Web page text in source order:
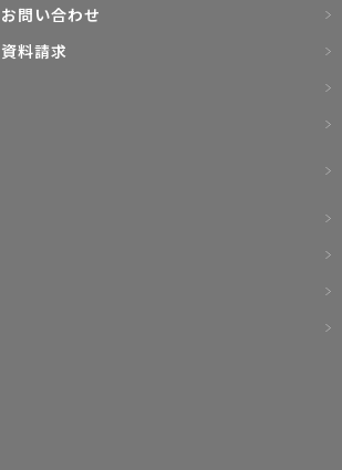
お問い合わせ
資料請求